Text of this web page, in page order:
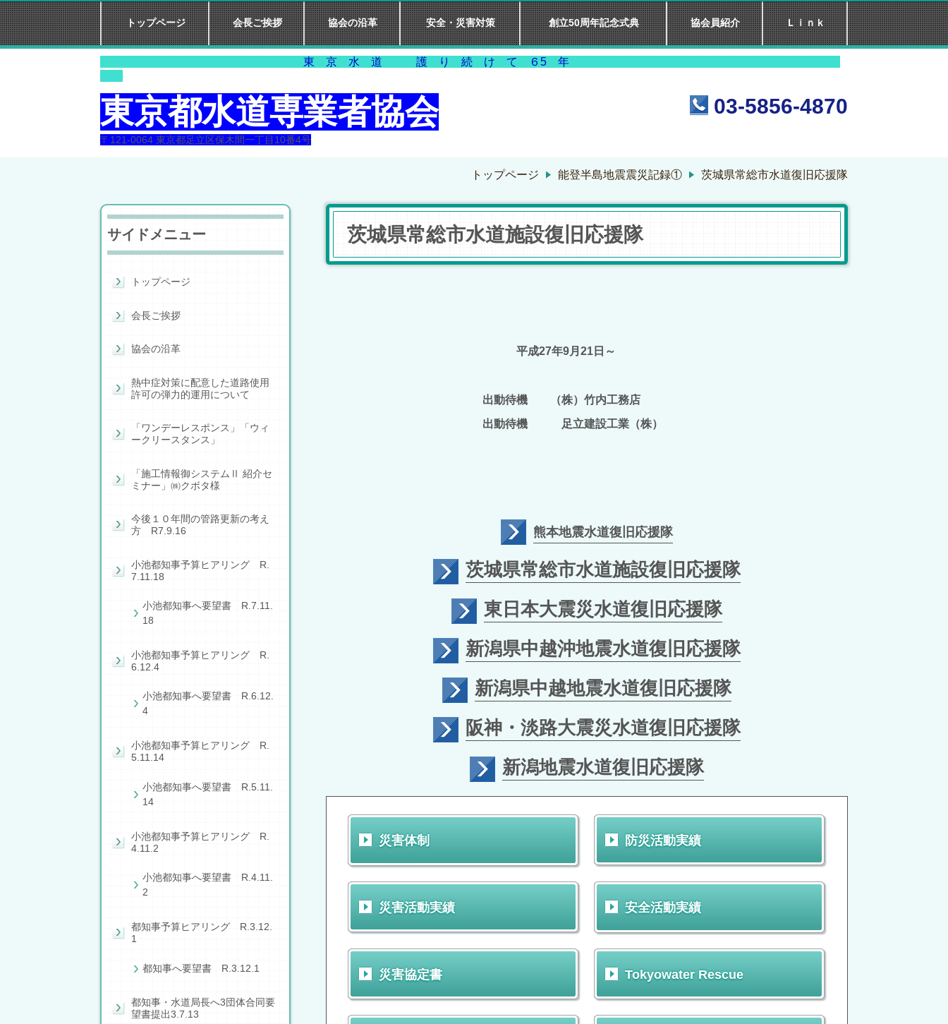
トップページ 会長ご挨拶 協会の沿革 安全・災害対策 創立50周年記念式典 協会員紹介 Ｌｉｎｋ
東 京 水 道 護 り 続 け て ６5 年
東京都水道専業者協会
〒121-0064 東京都足立区保木間一丁目10番4号
03-5856-4870
トップページ 能登半島地震震災記録① 茨城県常総市水道復旧応援隊
茨城県常総市水道施設復旧応援隊
平成27年9月21日～
出動待機 （株）竹内工務店
出動待機 足立建設工業（株）
熊本地震水道復旧応援隊
茨城県常総市水道施設復旧応援隊
東日本大震災水道復旧応援隊
新潟県中越沖地震水道復旧応援隊
新潟県中越地震水道復旧応援隊
阪神・淡路大震災水道復旧応援隊
新潟地震水道復旧応援隊
災害体制 防災活動実績
災害活動実績 安全活動実績
災害協定書 Tokyowater Rescue
サイドメニュー
トップページ
会長ご挨拶
協会の沿革
熱中症対策に配意した道路使用
許可の弾力的運用について
「ワンデーレスポンス」「ウィ
ークリースタンス」
「施工情報御システムⅡ 紹介セ
ミナー」㈱クボタ様
今後１０年間の管路更新の考え
方 R7.9.16
小池都知事予算ヒアリング R.
7.11.18
小池都知事へ要望書 R.7.11.
18
小池都知事予算ヒアリング R.
6.12.4
小池都知事へ要望書 R.6.12.
4
小池都知事予算ヒアリング R.
5.11.14
小池都知事へ要望書 R.5.11.
14
小池都知事予算ヒアリング R.
4.11.2
小池都知事へ要望書 R.4.11.
2
都知事予算ヒアリング R.3.12.
1
都知事へ要望書 R.3.12.1
都知事・水道局長へ3団体合同要
望書提出3.7.13